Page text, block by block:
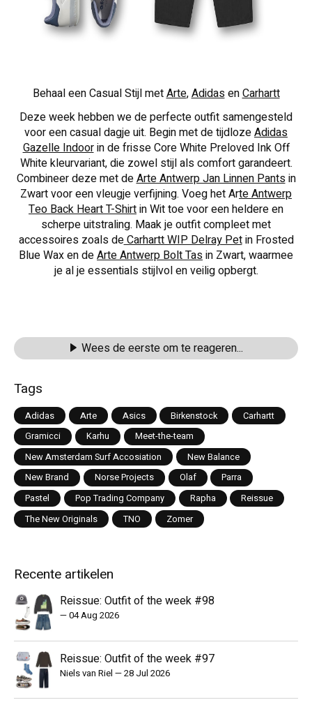
Behaal een Casual Stijl metArte,AdidasenCarhartt
Deze week hebben we de perfecte outfit samengesteld
voor een casual dagje uit. Begin met de tijdlozeAdidas
Gazelle Indoorin de frisse Core White Preloved Ink Off
White kleurvariant, die zowel stijl als comfort garandeert.
Combineer deze met deArte Antwerp Jan Linnen Pantsin
Zwart voor een vleugje verfijning. Voeg het Arte Antwerp
Teo Back Heart T-Shirtin Wit toe voor een heldere en
scherpe uitstraling. Maak je outfit compleet met
accessoires zoals deCarhartt WIP Delray Petin Frosted
Blue Wax en deArte Antwerp Bolt Tasin Zwart, waarmee
je al je essentials stijlvol en veilig opbergt.
Wees de eerste om te reageren...
Tags
Adidas Arte Asics Birkenstock
Carhartt
Gramicci
Karhu
Meet-the-team
New Amsterdam Surf Accosiation
New Balance
New Brand
Norse Projects Olaf
Parra
Pastel
Pop Trading Company Rapha
Reissue
The New Originals
TNO Zomer
Recente artikelen
Reissue: Outfit of the week #98
—04 Aug 2026
Reissue: Outfit of the week #97
Niels van Riel —28 Jul 2026